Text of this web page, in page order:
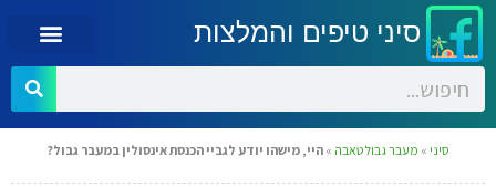
סיני טיפים והמלצות
סיני » מעבר גבול טאבה » היי, מישהו יודע לגביי הכנסת אינסולין במעבר גבול?